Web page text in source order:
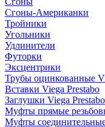
Сгоны-Американки
Тройники
Угольники
Удлинители
Футорки
Эксцентрики
Трубы оцинкованные
Вставки Viega Prestabo
Заглушки Viega Prestabo
Муфты прямые
Муфты